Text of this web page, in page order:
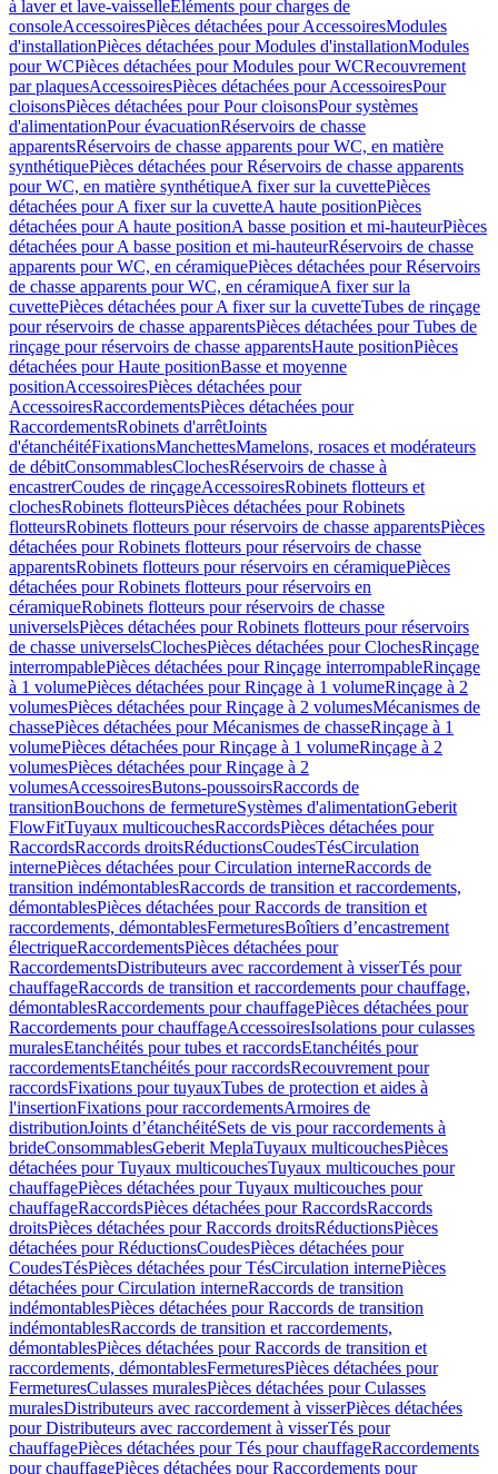
à laver et lave-vaisselleEléments pour charges de
consoleAccessoiresPièces détachées pour AccessoiresModules
d'installationPièces détachées pour Modules d'installationModules
pour WCPièces détachées pour Modules pour WCRecouvrement
par plaquesAccessoiresPièces détachées pour AccessoiresPour
cloisonsPièces détachées pour Pour cloisonsPour systèmes
d'alimentationPour évacuationRéservoirs de chasse
apparentsRéservoirs de chasse apparents pour WC, en matière
synthétiquePièces détachées pour Réservoirs de chasse apparents
pour WC, en matière synthétiqueA fixer sur la cuvettePièces
détachées pour A fixer sur la cuvetteA haute positionPièces
détachées pour A haute positionA basse position et mi-hauteurPièces
détachées pour A basse position et mi-hauteurRéservoirs de chasse
apparents pour WC, en céramiquePièces détachées pour Réservoirs
de chasse apparents pour WC, en céramiqueA fixer sur la
cuvettePièces détachées pour A fixer sur la cuvetteTubes de rinçage
pour réservoirs de chasse apparentsPièces détachées pour Tubes de
rinçage pour réservoirs de chasse apparentsHaute positionPièces
détachées pour Haute positionBasse et moyenne
positionAccessoiresPièces détachées pour
AccessoiresRaccordementsPièces détachées pour
RaccordementsRobinets d'arrêtJoints
d'étanchéitéFixationsManchettesMamelons, rosaces et modérateurs
de débitConsommablesClochesRéservoirs de chasse à
encastrerCoudes de rinçageAccessoiresRobinets flotteurs et
clochesRobinets flotteursPièces détachées pour Robinets
flotteursRobinets flotteurs pour réservoirs de chasse apparentsPièces
détachées pour Robinets flotteurs pour réservoirs de chasse
apparentsRobinets flotteurs pour réservoirs en céramiquePièces
détachées pour Robinets flotteurs pour réservoirs en
céramiqueRobinets flotteurs pour réservoirs de chasse
universelsPièces détachées pour Robinets flotteurs pour réservoirs
de chasse universelsClochesPièces détachées pour ClochesRinçage
interrompablePièces détachées pour Rinçage interrompableRinçage
à 1 volumePièces détachées pour Rinçage à 1 volumeRinçage à 2
volumesPièces détachées pour Rinçage à 2 volumesMécanismes de
chassePièces détachées pour Mécanismes de chasseRinçage à 1
volumePièces détachées pour Rinçage à 1 volumeRinçage à 2
volumesPièces détachées pour Rinçage à 2
volumesAccessoiresButons-poussoirsRaccords de
transitionBouchons de fermetureSystèmes d'alimentationGeberit
FlowFitTuyaux multicouchesRaccordsPièces détachées pour
RaccordsRaccords droitsRéductionsCoudesTésCirculation
internePièces détachées pour Circulation interneRaccords de
transition indémontablesRaccords de transition et raccordements,
démontablesPièces détachées pour Raccords de transition et
raccordements, démontablesFermeturesBoîtiers d’encastrement
électriqueRaccordementsPièces détachées pour
RaccordementsDistributeurs avec raccordement à visserTés pour
chauffageRaccords de transition et raccordements pour chauffage,
démontablesRaccordements pour chauffagePièces détachées pour
Raccordements pour chauffageAccessoiresIsolations pour culasses
muralesEtanchéités pour tubes et raccordsEtanchéités pour
raccordementsEtanchéités pour raccordsRecouvrement pour
raccordsFixations pour tuyauxTubes de protection et aides à
l'insertionFixations pour raccordementsArmoires de
distributionJoints d’étanchéitéSets de vis pour raccordements à
brideConsommablesGeberit MeplaTuyaux multicouchesPièces
détachées pour Tuyaux multicouchesTuyaux multicouches pour
chauffagePièces détachées pour Tuyaux multicouches pour
chauffageRaccordsPièces détachées pour RaccordsRaccords
droitsPièces détachées pour Raccords droitsRéductionsPièces
détachées pour RéductionsCoudesPièces détachées pour
CoudesTésPièces détachées pour TésCirculation internePièces
détachées pour Circulation interneRaccords de transition
indémontablesPièces détachées pour Raccords de transition
indémontablesRaccords de transition et raccordements,
démontablesPièces détachées pour Raccords de transition et
raccordements, démontablesFermeturesPièces détachées pour
FermeturesCulasses muralesPièces détachées pour Culasses
muralesDistributeurs avec raccordement à visserPièces détachées
pour Distributeurs avec raccordement à visserTés pour
chauffagePièces détachées pour Tés pour chauffageRaccordements
pour chauffagePièces détachées pour Raccordements pour